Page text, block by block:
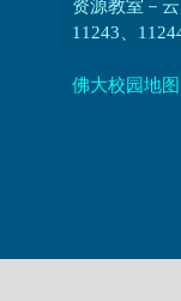
资源教室 －
11243、
佛大校园地图